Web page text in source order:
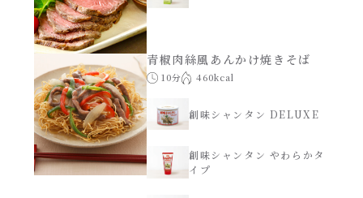
青椒肉絲風あんかけ焼きそば
10分 460kcal
創味シャンタン DELUXE
創味シャンタン やわらかタ
イプ